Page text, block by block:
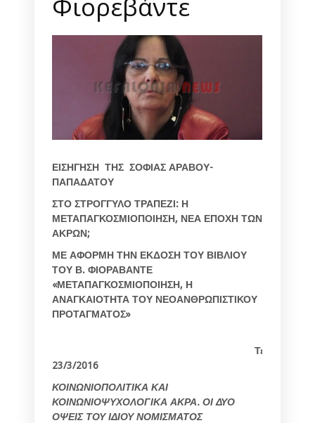
ΕΙΣΗΓΗΣΗ ΤΗΣ ΣΟΦΙΑΣ ΑΡΑΒΟΥ-
ΠΑΠΑΔΑΤΟΥ
ΣΤΟ ΣΤΡΟΓΓΥΛΟ ΤΡΑΠΕΖΙ: Η
ΜΕΤΑΠΑΓΚΟΣΜΙΟΠΟΙΗΣΗ, ΝΕΑ ΕΠΟΧΗ ΤΩΝ
ΑΚΡΩΝ;
ΜΕ ΑΦΟΡΜΗ ΤΗΝ ΕΚΔΟΣΗ ΤΟΥ ΒΙΒΛΙΟΥ
ΤΟΥ Β. ΦΙΟΡΑΒΑΝΤΕ
«ΜΕΤΑΠΑΓΚΟΣΜΙΟΠΟΙΗΣΗ, Η
ΑΝΑΓΚΑΙΟΤΗΤΑ ΤΟΥ ΝΕΟΑΝΘΡΩΠΙΣΤΙΚΟΥ
ΠΡΟΤΑΓΜΑΤΟΣ»
Τετάρτη,
23/3/2016
ΚΟΙΝΩΝΙΟΠΟΛΙΤΙΚΑ ΚΑΙ
ΚΟΙΝΩΝΙΟΨΥΧΟΛΟΓΙΚΑ ΑΚΡΑ. ΟΙ ΔΥΟ
ΟΨΕΙΣ ΤΟΥ ΙΔΙΟΥ ΝΟΜΙΣΜΑΤΟΣ